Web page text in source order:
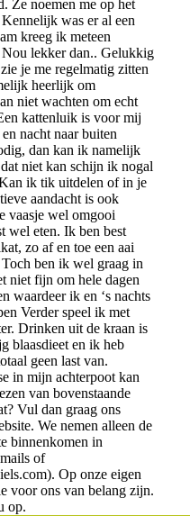
Ze noemen me op het
was er al een
kreeg ik meteen
lekker dan.. Gelukkig
je me regelmatig zitten
heerlijk om
niet wachten om echt
kattenluik is voor mij
nacht naar buiten
dan kan ik namelijk
niet kan schijn ik nogal
ik tik uitdelen of in je
aandacht is ook
vaasje wel omgooi
wel eten. Ik ben best
zo af en toe een aai
ben ik wel graag in
niet fijn om hele dagen
waardeer ik en ‘s nachts
Verder speel ik met
Drinken uit de kraan is
blaasdieet en ik heb
geen last van.
in mijn achterpoot kan
van bovenstaande
Vul dan graag ons
We nemen alleen de
binnenkomen in
of
Op onze eigen
voor ons van belang zijn.
op.